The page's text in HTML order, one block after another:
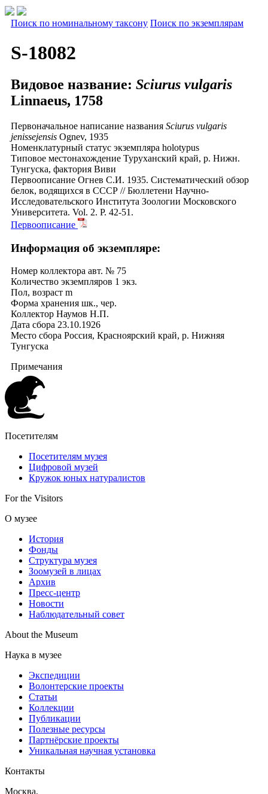
Поиск по номинальному таксону Поиск по экземплярам
S-18082
Видовое название: Sciurus vulgaris
Linnaeus, 1758
Первоначальное написание названия Sciurus vulgaris
jenissejensis Ognev, 1935
Номенклатурный статус экземпляра holotypus
Типовое местонахождение Туруханский край, р. Нижн.
Тунгуска, фактория Виви
Первоописание Огнев С.И. 1935. Систематический обзор
белок, водящихся в СССР // Бюллетени Научно-
Исследовательского Института Зоологии Московского
Университета. Vol. 2. P. 42-51.
Первоописание
Информация об экземпляре:
Номер коллектора авт. № 75
Количество экземпляров 1 экз.
Пол, возраст m
Форма хранения шк., чер.
Коллектор Наумов Н.П.
Дата сбора 23.10.1926
Место сбора Россия, Красноярский край, р. Нижняя
Тунгуска
Примечания
Посетителям
Посетителям музея
Цифровой музей
Кружок юных натуралистов
For the Visitors
О музее
История
Фонды
Структура музея
Зоомузей в лицах
Архив
Пресс-центр
Новости
Наблюдательный совет
About the Museum
Наука в музее
Экспедиции
Волонтерские проекты
Статьи
Коллекции
Публикации
Полезные ресурсы
Партнёрские проекты
Уникальная научная установка
Контакты
Москва,